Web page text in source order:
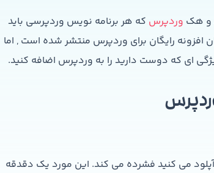
وردپرس که هر برنامه نویس وردپرسی باید
افزونه رایگان برای وردپرس منتشر شده است , اما
ای که دوست دارید را به وردپرس اضافه کنید.
تصویر اصلی که شما آپلود می کنید فشرده می کند. این مورد یک دقدقه